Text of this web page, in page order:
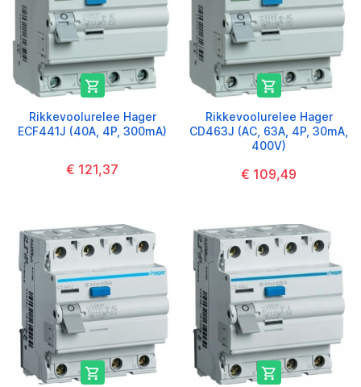

Rikkevoolurelee Hager
ECF441J (40A, 4P, 300mA)
€ 121,37

Rikkevoolurelee Hager
CD463J (AC, 63A, 4P, 30mA,
400V)
€ 109,49
 